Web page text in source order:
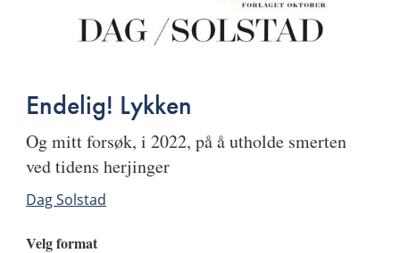
Endelig! Lykken
og mitt forsøk, i 2022, på å utholde smerten
ved tidens herjinger
Dag Solstad
Velg format